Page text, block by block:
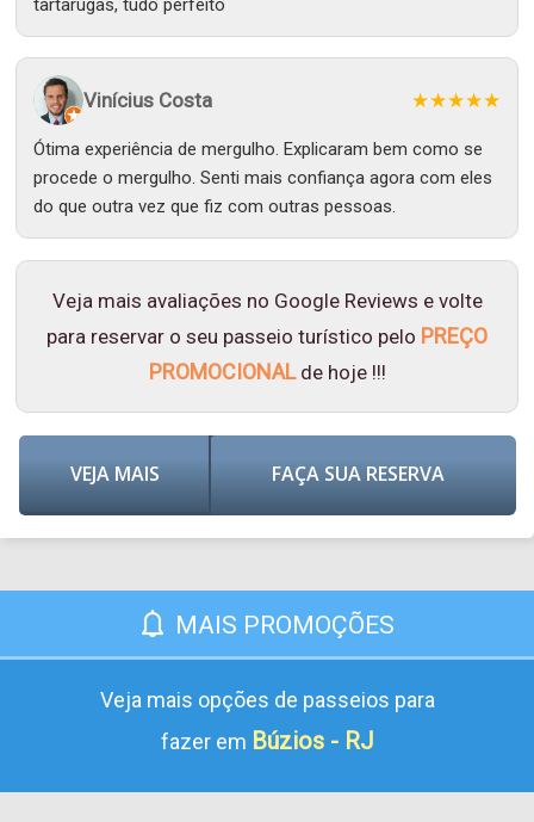
tartarugas, tudo perfeito
Vinícius Costa ★★★★★
Ótima experiência de mergulho. Explicaram bem como se
procede o mergulho. Senti mais confiança agora com eles
do que outra vez que fiz com outras pessoas.
Veja mais avaliações no Google Reviews e volte
para reservar o seu passeio turístico pelo PREÇO
PROMOCIONALde hoje !!!
VEJA MAIS FAÇA SUA RESERVA
MAIS PROMOÇÕES
Veja mais opções de passeios para
fazer em Búzios - RJ